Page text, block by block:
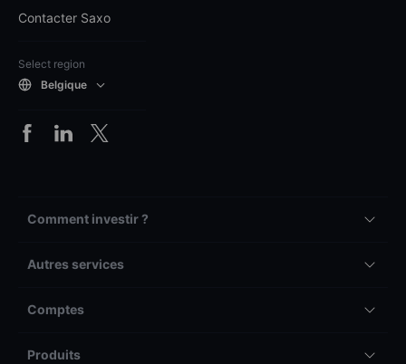
Contacter Saxo
Select region
Belgique
Comment investir ?
Autres services
Comptes
Produits